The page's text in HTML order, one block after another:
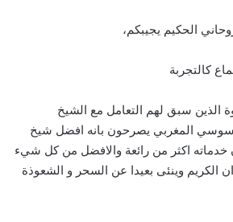
الحكيم يجيبكم،
كالتجربة
الذين سبق لهم التعامل مع الشيخ
المغربي يصرحون بانه افضل شيخ
خدماته اكثر من رائعة والافضل من كل شيء
الكريم وينئى بعيدا عن السحر و الشعوذة